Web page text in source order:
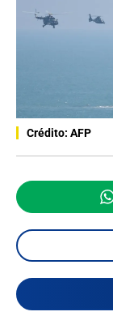
Crédito: AFP